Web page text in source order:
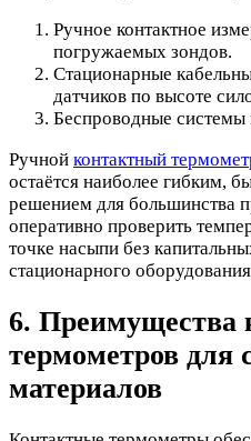
Ручное контактное
погружаемых зондов.
Стационарные
датчиков по высоте
Беспроводные системы
Ручной контактный
остаётся наиболее гибким,
решением для большинства
оперативно проверить
точке насыпи без
стационарного
6. Преимущества
термометров для
материалов